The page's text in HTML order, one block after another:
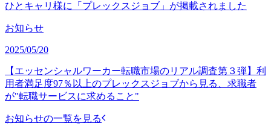
ひとキャリ様に「プレックスジョブ」が掲載されました
お知らせ
2025/05/20
【エッセンシャルワーカー転職市場のリアル調査第３弾】利
用者満足度97％以上のプレックスジョブから見る、求職者
が"転職サービスに求めること"
お知らせの一覧を見る